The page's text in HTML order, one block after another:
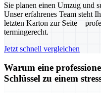
Sie planen einen Umzug und
Unser erfahrenes Team steht
letzten Karton zur Seite –
termingerecht.
Jetzt schnell vergleichen
Warum eine
Schlüssel zu einem